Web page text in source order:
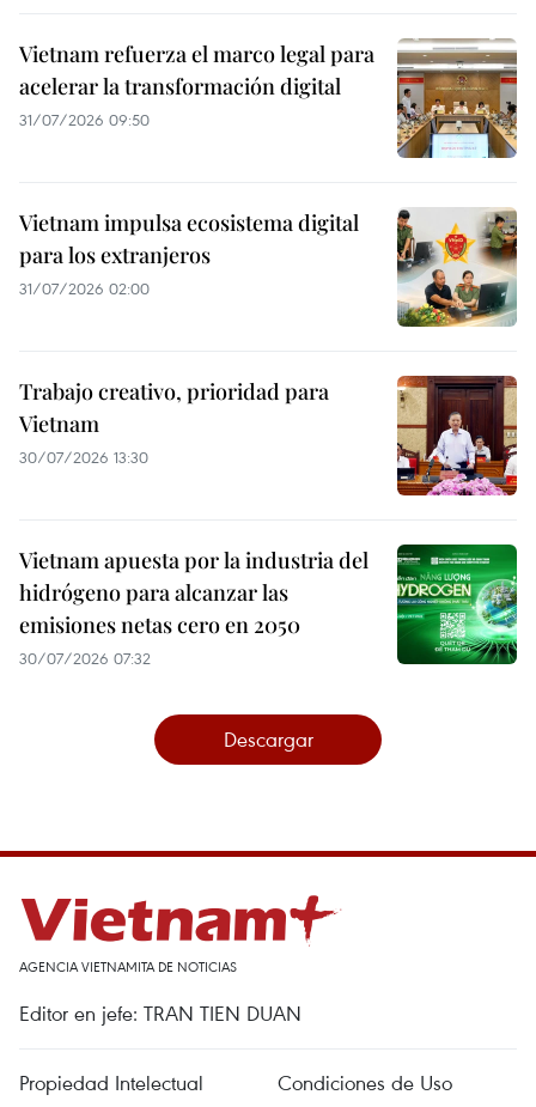
Vietnam refuerza el marco legal para
acelerar la transformación digital
31/07/2026 09:50
Vietnam impulsa ecosistema digital
para los extranjeros
31/07/2026 02:00
Trabajo creativo, prioridad para
Vietnam
30/07/2026 13:30
Vietnam apuesta por la industria del
hidrógeno para alcanzar las
emisiones netas cero en 2050
30/07/2026 07:32
Descargar
AGENCIA VIETNAMITA DE NOTICIAS
Editor en jefe: TRAN TIEN DUAN
Propiedad Intelectual Condiciones de Uso